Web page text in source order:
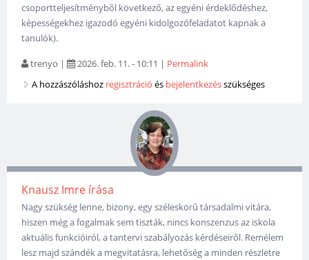
csoportteljesítményből következő, az egyéni érdeklődéshez,
képességekhez igazodó egyéni kidolgozófeladatot kapnak a
tanulók).
trenyo | 2026. feb. 11. - 10:11 | Permalink
A hozzászóláshoz regisztráció és bejelentkezésszükséges
Knausz Imre írása
Nagy szükség lenne, bizony, egy széleskörű társadalmi vitára,
hiszen még a fogalmak sem tiszták, nincs konszenzus az iskola
aktuális funkcióiról, a tantervi szabályozás kérdéseiről. Remélem
lesz majd szándék a megvitatásra, lehetőség a minden részletre